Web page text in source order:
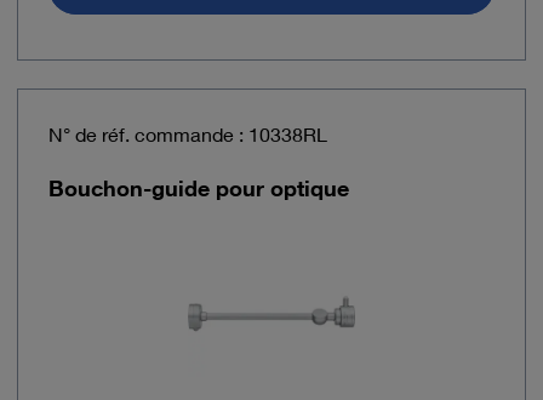
N° de réf. commande : 10338RL
Bouchon-guide pour optique